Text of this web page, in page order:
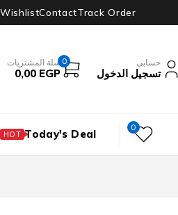
Track Order
Contact
Wishlist
حسابي
تسجيل الدخول
0 سلة المشتريات
0,00 EGP
0
Today's Deal
HOT